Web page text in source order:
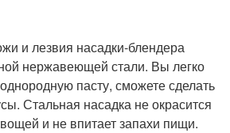
и лезвия насадки-блендера
нержавеющей стали. Вы легко
пасту, сможете сделать
Стальная насадка не окрасится
и не впитает запахи пищи.